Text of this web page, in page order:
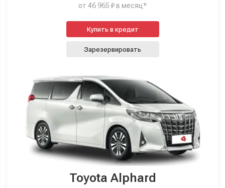
от 46 965 ₽ в месяц*
Купить в кредит
Зарезервировать
Toyota Alphard